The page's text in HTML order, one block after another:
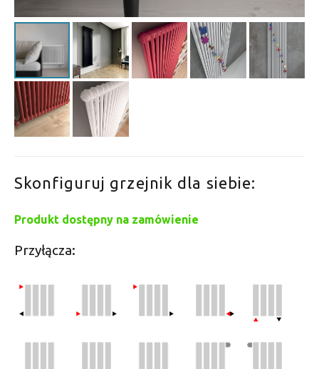
Skonfiguruj grzejnik dla siebie:
Produkt dostępny na zamówienie
Przyłącza: